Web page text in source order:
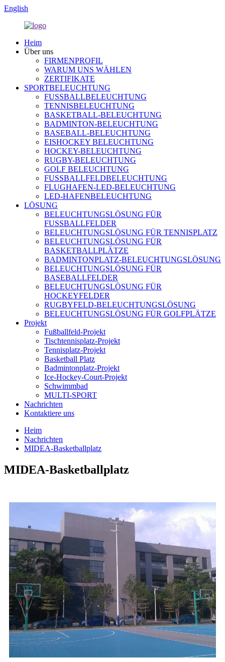
English
Heim
Über uns
FIRMENPROFIL
WARUM UNS WÄHLEN
ZERTIFIKATE
SPORTBELEUCHTUNG
FUSSBALLBELEUCHTUNG
TENNISBELEUCHTUNG
BASKETBALL-BELEUCHTUNG
BADMINTON-BELEUCHTUNG
BASEBALL-BELEUCHTUNG
EISHOCKEY BELEUCHTUNG
HOCKEY-BELEUCHTUNG
RUGBY-BELEUCHTUNG
GOLF BELEUCHTUNG
FUSSBALLFELDBELEUCHTUNG
FLUGHAFEN-LED-BELEUCHTUNG
LED-HAFENBELEUCHTUNG
LÖSUNG
BELEUCHTUNGSLÖSUNG FÜR
FUSSBALLFELDER
BELEUCHTUNGSLÖSUNG FÜR TENNISPLATZ
BELEUCHTUNGSLÖSUNG FÜR
BASKETBALLPLÄTZE
BADMINTONPLATZ-BELEUCHTUNGSLÖSUNG
BELEUCHTUNGSLÖSUNG FÜR
BASEBALLFELDER
BELEUCHTUNGSLÖSUNG FÜR
HOCKEYFELDER
RUGBYFELD-BELEUCHTUNGSLÖSUNG
BELEUCHTUNGSLÖSUNG FÜR GOLFPLÄTZE
Projekt
Fußballfeld-Projekt
Tischtennisplatz-Projekt
Tennisplatz-Projekt
Basketball Platz
Badmintonplatz-Projekt
Ice-Hockey-Court-Projekt
Schwimmbad
MULTI-SPORT
Nachrichten
Kontaktiere uns
Heim
Nachrichten
MIDEA-Basketballplatz
MIDEA-Basketballplatz